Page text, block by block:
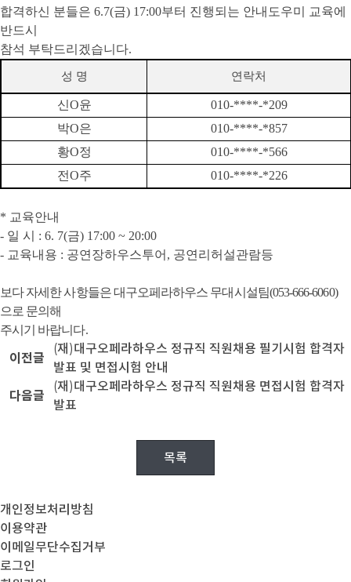
합격하신 분들은 6.7(금) 17:00부터 진행되는 안내도우미 교육에
반드시
참석 부탁드리겠습니다.
성 명 연락처
신O윤
010-****-*209
박O은
010-****-*857
황O정
010-****-*566
전O주 010-****-*226
* 교육안내
- 일 시 : 6. 7(금) 17:00 ~ 20:00
- 교육내용 : 공연장하우스투어 , 공연리허설관람등
보다 자세한 사항들은 대구오페라하우스 무대시설팀(053-666-6060)
으로 문의해
주시기 바랍니다.
이전글
(재)대구오페라하우스 정규직 직원채용 필기시험 합격자
발표 및 면접시험 안내
다음글
(재)대구오페라하우스 정규직 직원채용 면접시험 합격자
발표
목록
개인정보처리방침
이용약관
이메일무단수집거부
로그인